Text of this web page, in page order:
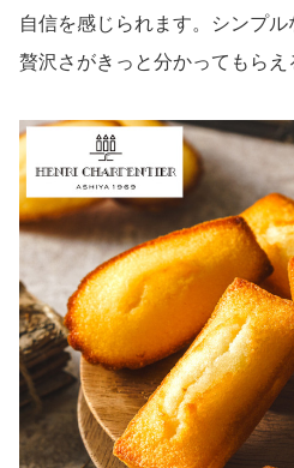
自信を感じられます。シンプ
贅沢さがきっと分かってもらえ